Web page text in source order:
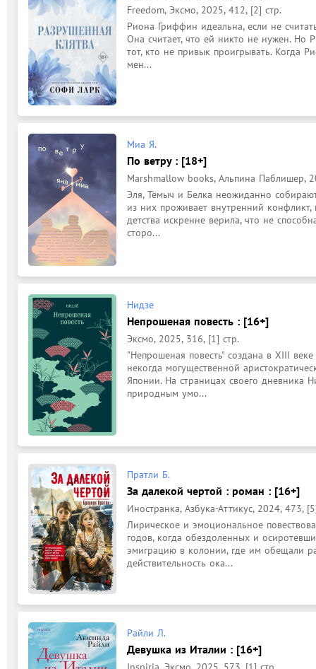
Freedom, Эксмо, 2025, 412, [2] стр.
Риона Гриффин идеальна, если не
Она считает, что ей никто не нужен. Но
тот, кто не привык проигрывать. Когда
мен...
Миа Я.
По ветру : [18+]
Marshmallow books, Альпина Паблишер,
Эля, Тёмыч и Белка неожиданно
из них проживает внутренний конфликт,
детства искренне верила, что не
сторо...
Нидзе
Непрошеная повесть : [16+]
Эксмо, 2025, 316, [1] стр.
"Непрошеная повесть" создана в XIII
некогда могущественной
Японии. На страницах своего дневника
природным умо...
Пратли Б.
За далекой чертой : роман : [16+]
Иностранка, Азбука-Аттикус, 2024, 473,
Лирическое и эмоциональное
годов, когда обездоленных и
эмиграцию в колонии, где им обещали
действительность ока...
Райли Л.
Девушка из Италии : [16+]